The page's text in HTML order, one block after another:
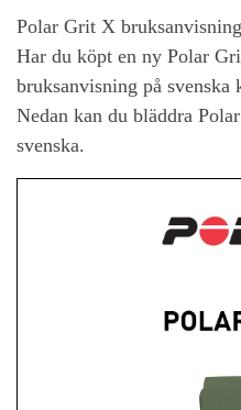
Polar Grit X
Har du köpt en ny Polar
bruksanvisning på
Nedan kan du bläddra
svenska.